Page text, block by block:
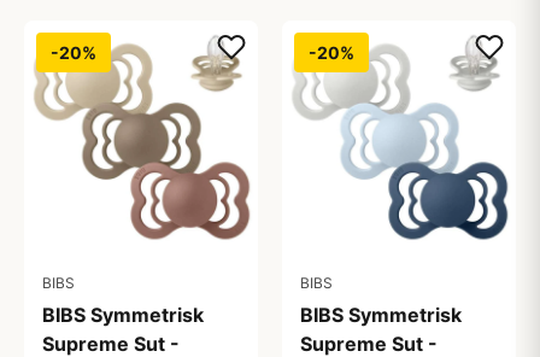
-20%
BIBS
BIBS Symmetrisk
Supreme Sut -
-20%
BIBS
BIBS Symmetrisk
Supreme Sut -